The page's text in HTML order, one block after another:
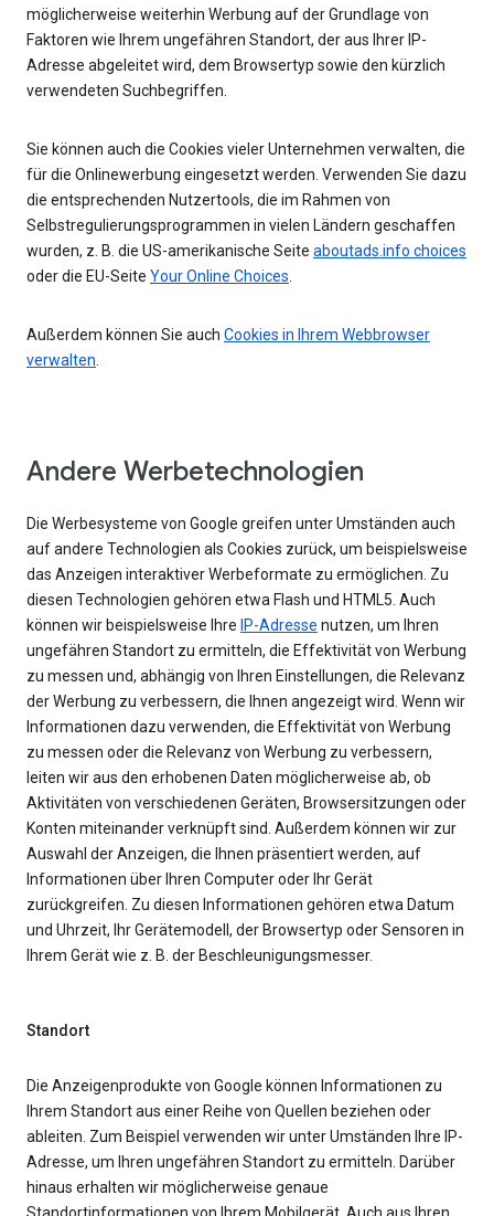
möglicherweise weiterhin Werbung auf der Grundlage von
Faktoren wie Ihrem ungefähren Standort, der aus Ihrer IP-
Adresse abgeleitet wird, dem Browsertyp sowie den kürzlich
verwendeten Suchbegriffen.
Sie können auch die Cookies vieler Unternehmen verwalten, die
für die Onlinewerbung eingesetzt werden. Verwenden Sie dazu
die entsprechenden Nutzertools, die im Rahmen von
Selbstregulierungsprogrammen in vielen Ländern geschaffen
wurden, z. B. die US-amerikanische Seite aboutads.info choices
oder die EU-Seite Your Online Choices.
Außerdem können Sie auch Cookies in Ihrem Webbrowser
verwalten.
Andere Werbetechnologien
Die Werbesysteme von Google greifen unter Umständen auch
auf andere Technologien als Cookies zurück, um beispielsweise
das Anzeigen interaktiver Werbeformate zu ermöglichen. Zu
diesen Technologien gehören etwa Flash und HTML5. Auch
können wir beispielsweise Ihre IP-Adresse nutzen, um Ihren
ungefähren Standort zu ermitteln, die Effektivität von Werbung
zu messen und, abhängig von Ihren Einstellungen, die Relevanz
der Werbung zu verbessern, die Ihnen angezeigt wird. Wenn wir
Informationen dazu verwenden, die Effektivität von Werbung
zu messen oder die Relevanz von Werbung zu verbessern,
leiten wir aus den erhobenen Daten möglicherweise ab, ob
Aktivitäten von verschiedenen Geräten, Browsersitzungen oder
Konten miteinander verknüpft sind. Außerdem können wir zur
Auswahl der Anzeigen, die Ihnen präsentiert werden, auf
Informationen über Ihren Computer oder Ihr Gerät
zurückgreifen. Zu diesen Informationen gehören etwa Datum
und Uhrzeit, Ihr Gerätemodell, der Browsertyp oder Sensoren in
Ihrem Gerät wie z. B. der Beschleunigungsmesser.
Standort
Die Anzeigenprodukte von Google können Informationen zu
Ihrem Standort aus einer Reihe von Quellen beziehen oder
ableiten. Zum Beispiel verwenden wir unter Umständen Ihre IP-
Adresse, um Ihren ungefähren Standort zu ermitteln. Darüber
hinaus erhalten wir möglicherweise genaue